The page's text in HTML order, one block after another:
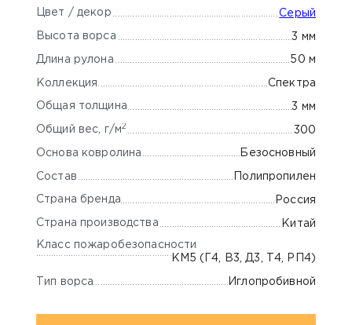
Цвет / декор Серый
Высота ворса 3 мм
Длина рулона 50 м
Коллекция Спектра
Общая толщина 3 мм
Общий вес, г/м2 300
Основа ковролина Безосновный
Состав Полипропилен
Страна бренда Россия
Страна производства Китай
Класс пожаробезопасности
КМ5 (Г4, В3, Д3, Т4, РП4)
Тип ворса Иглопробивной